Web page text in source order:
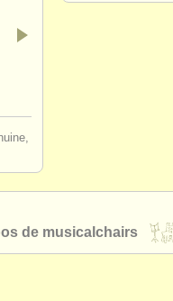
de musicalchairs